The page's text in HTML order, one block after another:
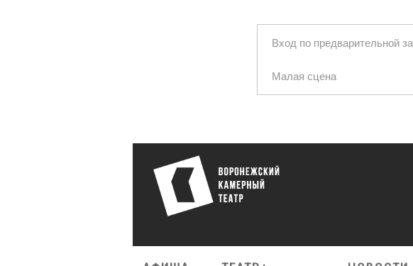
Вход по предварительной
Малая сцена